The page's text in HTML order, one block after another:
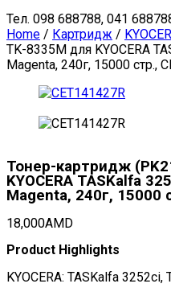
Тел. 098 688788, 041
Home / Картридж /
TK-8335M для KYOCERA
Magenta, 240г, 15000 стр.,
Тонер-картридж
KYOCERA TASKalfa
Magenta, 240г, 15000
18,000AMD
Product Highlights
KYOCERA: TASKalfa